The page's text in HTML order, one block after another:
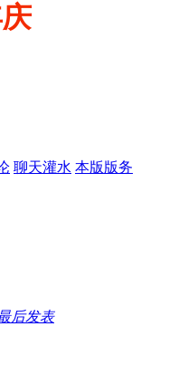
聊天灌水 本版版务
后发表